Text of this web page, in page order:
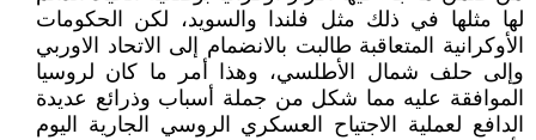
لها مثلها في ذلك مثل فلندا والسويد، لكن الحكومات
الأوكرانية المتعاقبة طالبت بالانضمام إلى الاتحاد الاوربي
وإلى حلف شمال الأطلسي، وهذا أمر ما كان لروسيا
الموافقة عليه مما شكل من جملة أسباب وذرائع عديدة
الدافع لعملية الاجتياح العسكري الروسي الجارية اليوم